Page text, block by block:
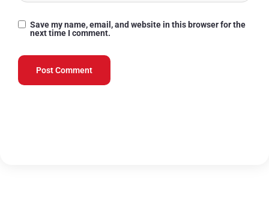
Save my name, email, and website in this browser for the
next time I comment.